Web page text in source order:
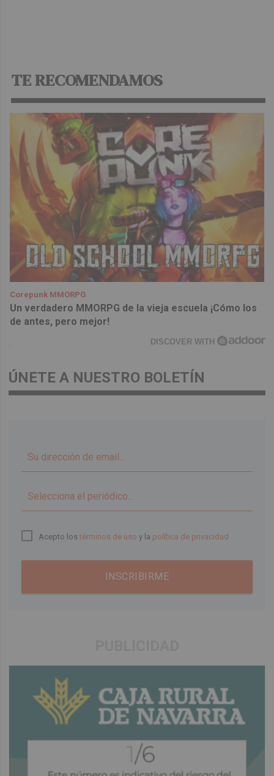
TE RECOMENDAMOS
Corepunk MMORPG
Un verdadero MMORPG de la vieja escuela ¡Cómo los
de antes, pero mejor!
DISCOVER WITH
ÚNETE A NUESTRO BOLETÍN
Acepto lostérminos de uso y la política de privacidad
INSCRIBIRME